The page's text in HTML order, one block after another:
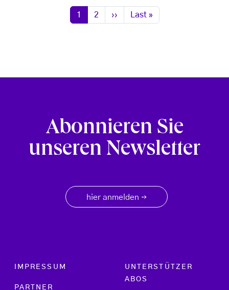
Seitennummerierung
Seite
1 Seite
2 Nächste Seite
›› Letzte Seite
Last »
Abonnieren Sie
unseren Newsletter
hier anmelden →
Footer menu
IMPRESSUM
PARTNER
UNTERSTÜTZER
ABOS